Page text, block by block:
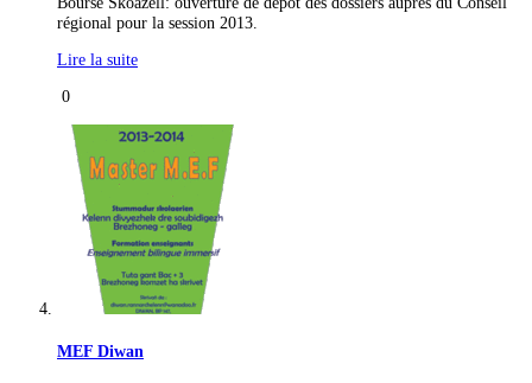
régional pour la session 2013.
Lire la suite
0
MEF Diwan